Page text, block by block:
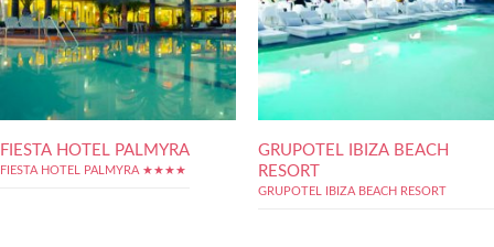
FIESTA HOTEL PALMYRA
FIESTA HOTEL PALMYRA ★★★★
GRUPOTEL IBIZA BEACH
RESORT
GRUPOTEL IBIZA BEACH RESORT